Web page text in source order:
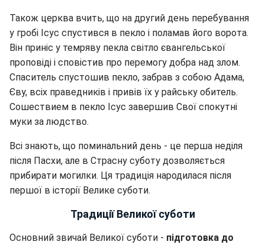
Також церква вчить, що на другий день перебування
у гробі Ісус спустився в пекло і поламав його ворота.
Він приніс у темряву пекла світло євангельської
проповіді і сповістив про перемогу добра над злом.
Спаситель спустошив пекло, забрав з собою Адама,
Єву, всіх праведників і привів їх у райську обитель.
Сошествием в пекло Ісус завершив Свої спокутні
муки за людство.
Всі знають, що поминальний день - це перша неділя
після Пасхи, але в Страсну суботу дозволяється
прибирати могилки. Ця традиція народилася після
першої в історії Велике суботи.
Традиції Великої суботи
Основний звичай Великої суботи - підготовка до